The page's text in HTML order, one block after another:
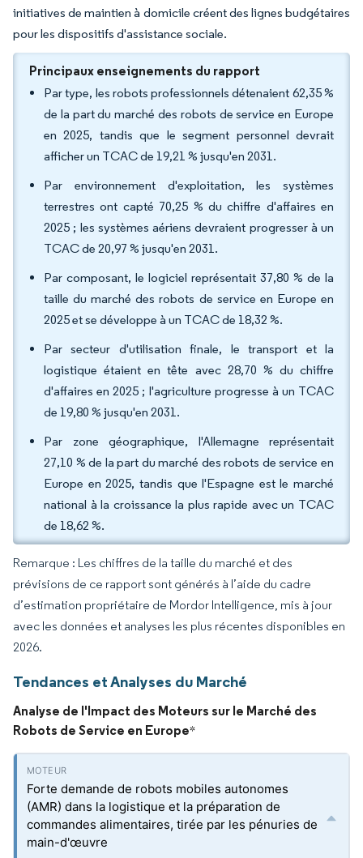
initiatives de maintien à domicile créent des lignes budgétaires
pour les dispositifs d'assistance sociale.
Principaux enseignements du rapport
Par type, les robots professionnels détenaient 62,35 %
de la part du marché des robots de service en Europe
en 2025, tandis que le segment personnel devrait
afficher un TCAC de 19,21 % jusqu'en 2031.
Par environnement d'exploitation, les systèmes
terrestres ont capté 70,25 % du chiffre d'affaires en
2025 ; les systèmes aériens devraient progresser à un
TCAC de 20,97 % jusqu'en 2031.
Par composant, le logiciel représentait 37,80 % de la
taille du marché des robots de service en Europe en
2025 et se développe à un TCAC de 18,32 %.
Par secteur d'utilisation finale, le transport et la
logistique étaient en tête avec 28,70 % du chiffre
d'affaires en 2025 ; l'agriculture progresse à un TCAC
de 19,80 % jusqu'en 2031.
Par zone géographique, l'Allemagne représentait
27,10 % de la part du marché des robots de service en
Europe en 2025, tandis que l'Espagne est le marché
national à la croissance la plus rapide avec un TCAC
de 18,62 %.
Remarque : Les chiffres de la taille du marché et des
prévisions de ce rapport sont générés à l’aide du cadre
d’estimation propriétaire de Mordor Intelligence, mis à jour
avec les données et analyses les plus récentes disponibles en
2026.
Tendances et Analyses du Marché
Analyse de l'Impact des Moteurs sur le Marché des
Robots de Service en Europe*
Forte demande de robots mobiles autonomes
(AMR) dans la logistique et la préparation de
commandes alimentaires, tirée par les pénuries de
main-d'œuvre